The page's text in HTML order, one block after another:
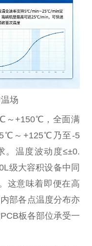
场
～+150℃，全面满
～+125℃乃至-5
温度波动度≤±0.
级大容积设备中同
这意味着即便在高
部各点温度分布亦
板各部位承受一